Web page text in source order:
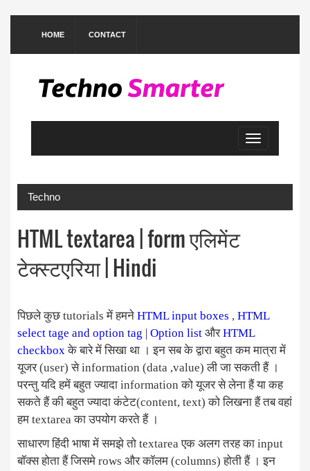
HOME CONTACT
Toggle
navigation
Techno
HTML textarea | form एलिमेंट
टेक्स्टएरिया | Hindi
पिछले कुछ tutorials में हमने HTML input boxes , HTML
select tage and option tag | Option list औरHTML
checkboxके बारे में सिखा था । इन सब के द्वारा बहुत कम मात्रा में
यूजर (user) से information (data ,value) ली जा सकती हैं ।
परन्तु यदि हमें बहुत ज्यादा information को यूजर से लेना हैं या कह
सकते हैं की बहुत ज्यादा कंटेट(content, text) को लिखना हैं तब वहां
हम textarea का उपयोग करते हैं ।
साधारण हिंदी भाषा में समझे तो textarea एक अलग तरह का input
बॉक्स होता हैं जिसमे rows और कॉलम (columns) होती हैं । इन